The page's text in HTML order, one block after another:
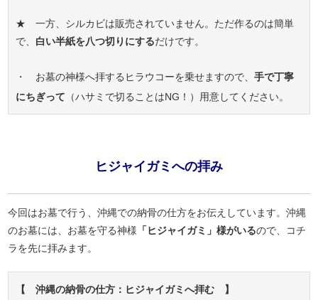
★ 一方、シルカビは販売されていません。ただ作るのは簡単
で、 白い半紙を八つ切りにするだけです。
・ お墓の神様へ拝するヒラウコーを乗せますので、手で丁寧
にちぎって （ハサミで切ることはNG！）用意してください。
ヒジャイガミへの拝み
今回はお墓で行う、沖縄での納骨の仕方をお伝えしています。沖縄
のお墓には、お墓を守る神様 「ヒジャイガミ」様がいるので、コチ
ラを先に拝みます。
【 沖縄の納骨の仕方：ヒジャイガミへ拝む 】